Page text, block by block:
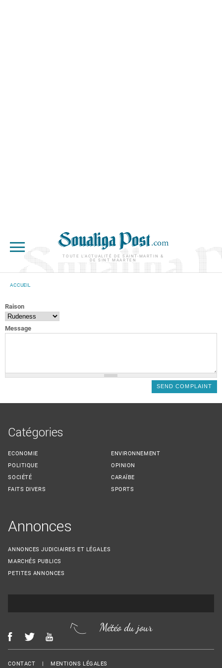
TOUTE L'ACTUALITÉ DE SAINT-MARTIN &
DE SINT MAARTEN
ACCUEIL
Raison
Message
Catégories
ECONOMIE
POLITIQUE
SOCIÉTÉ
FAITS DIVERS
ENVIRONNEMENT
OPINION
CARAÏBE
SPORTS
Annonces
ANNONCES JUDICIAIRES ET LÉGALES
MARCHÉS PUBLICS
PETITES ANNONCES
Météo du jour
Menu Footer
CONTACT MENTIONS LÉGALES